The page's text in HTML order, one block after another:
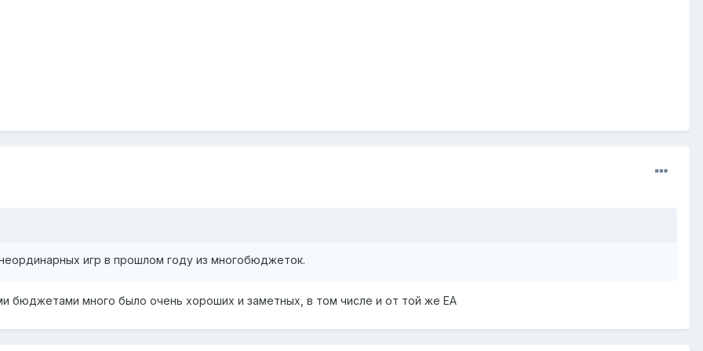
игр в прошлом году из многобюджеток.
бюджетами много было очень хороших и заметных, в том числе и от той же ЕА